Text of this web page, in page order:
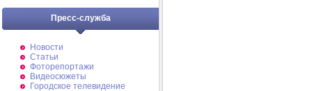
Пресс-служба
Новости
Статьи
Фоторепортажи
Видеосюжеты
Городское телевидение